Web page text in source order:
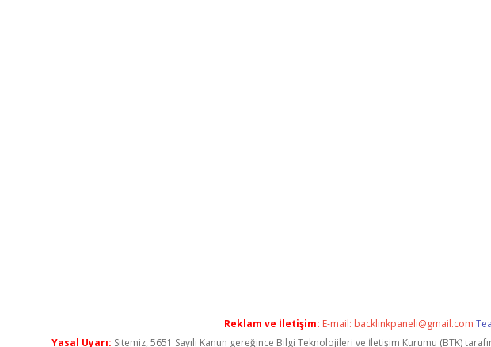
Reklam ve İletişim: E-mail: backlinkpaneli@gmail.com
Yasal Uyarı: Sitemiz, 5651 Sayılı Kanun gereğince Bilgi Teknolojileri ve İletişim Kurumu (BTK)